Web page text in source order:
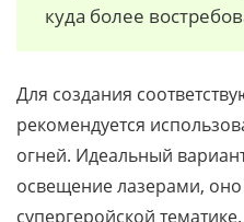
куда более
Для создания
рекомендуется
огней. Идеальный
освещение лазерами,
супергеройской